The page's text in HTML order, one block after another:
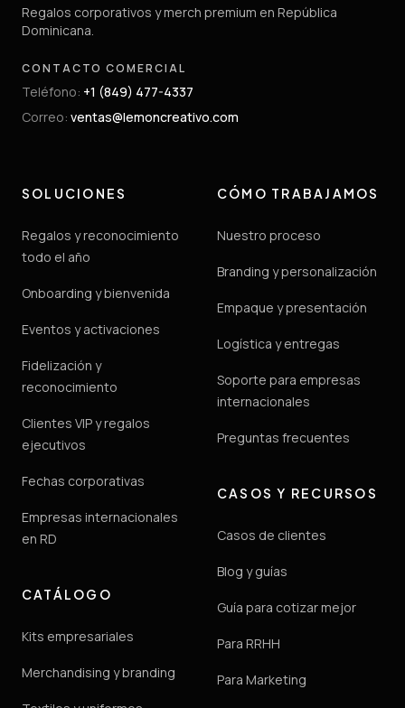
Regalos corporativos y merch premium en República
Dominicana.
CONTACTO COMERCIAL
Teléfono: +1 (849) 477-4337
Correo: ventas@lemoncreativo.com
SOLUCIONES
Regalos y reconocimiento
todo el año
Onboarding y bienvenida
Eventos y activaciones
Fidelización y
reconocimiento
Clientes VIP y regalos
ejecutivos
Fechas corporativas
Empresas internacionales
en RD
CATÁLOGO
Kits empresariales
Merchandising y branding
CÓMO TRABAJAMOS
Nuestro proceso
Branding y personalización
Empaque y presentación
Logística y entregas
Soporte para empresas
internacionales
Preguntas frecuentes
CASOS Y RECURSOS
Casos de clientes
Blog y guías
Guía para cotizar mejor
Para RRHH
Para Marketing